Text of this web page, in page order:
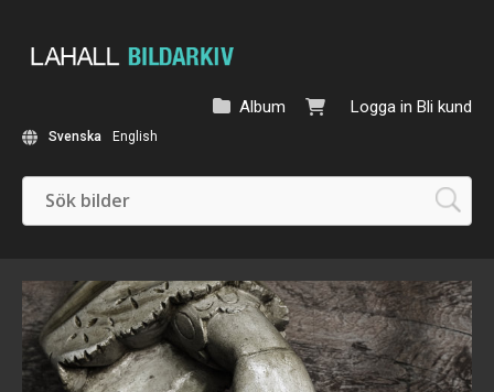
Logga in Bli kund
Album
Svenska English